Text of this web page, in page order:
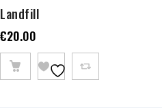
Landfill
€20.00